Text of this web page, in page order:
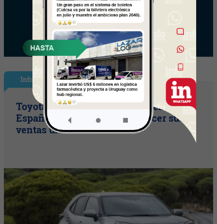
InfoNegocios España
Toyota consolida su liderazgo en
España en julio tras hacer crecer sus
ventas un 10% en 2026